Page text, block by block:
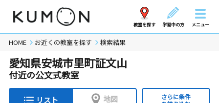
教室を探す 学習中の方 メニュー
HOME お近くの教室を探す 検索結果
愛知県安城市里町証文山
付近の公文式教室
リスト 地図
さらに条件